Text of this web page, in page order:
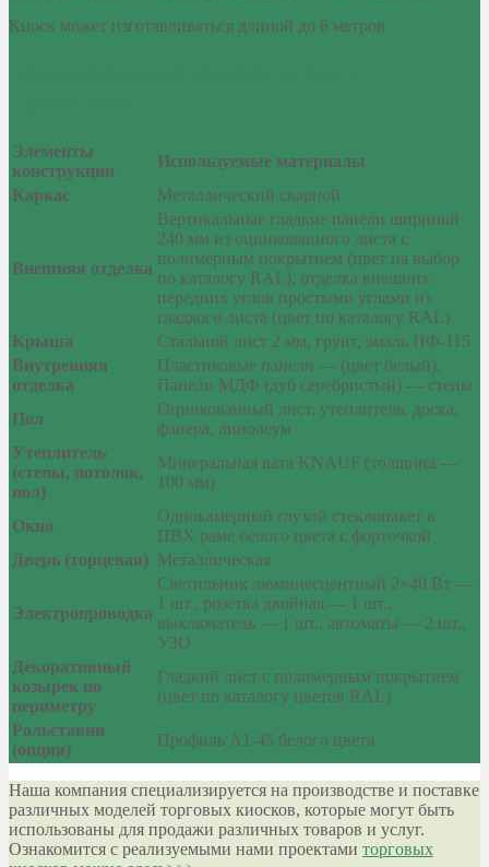
Киоск может изготавливаться длиной до 6 метров
Элементы
конструкции
Используемые материалы
Каркас
Металлический сварной
Внешняя отделка
Вертикальные гладкие панели шириной
240 мм из оцинкованного листа с
полимерным покрытием (цвет на выбор
по каталогу RAL), отделка внешних
передних углов простыми углами из
гладкого листа (цвет по каталогу RAL)
Крыша
Стальной лист 2 мм, грунт, эмаль ПФ-115
Внутренняя
отделка
Пластиковые панели — (цвет белый).
Панели МДФ (дуб серебристый) — стены
Пол
Оцинкованный лист, утеплитель, доска,
фанера, линолеум
Утеплитель
(стены, потолок,
пол)
Минеральная вата KNAUF (толщина —
100 мм)
Окно
Однокамерный глухой стеклопакет в
ПВХ раме белого цвета с форточкой
Дверь (торцевая) Металлическая
Электропроводка
Светильник люминесцентный 2×40 Вт —
1 шт., розетка двойная — 1 шт.,
выключатель — 1 шт., автоматы — 2 шт.,
УЗО
Декоративный
козырек по
периметру
Гладкий лист с полимерным покрытием
(цвет по каталогу цветов RAL)
Рольставни
(опция)
Профиль А1-45 белого цвета
Наша компания специализируется на производстве и поставке
различных моделей торговых киосков, которые могут быть
использованы для продажи различных товаров и услуг.
Ознакомится с реализуемыми нами проектами торговых